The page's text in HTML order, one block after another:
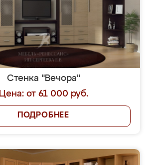
Стенка "Вечора"
Цена: от 61 000 руб.
ПОДРОБНЕЕ